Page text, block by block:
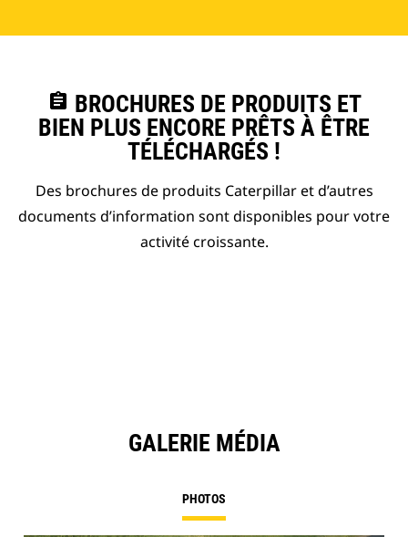
assignment BROCHURES DE PRODUITS ET
BIEN PLUS ENCORE PRÊTS À ÊTRE
TÉLÉCHARGÉS !
Des brochures de produits Caterpillar et d’autres
documents d’information sont disponibles pour votre
activité croissante.
GALERIE MÉDIA
PHOTOS